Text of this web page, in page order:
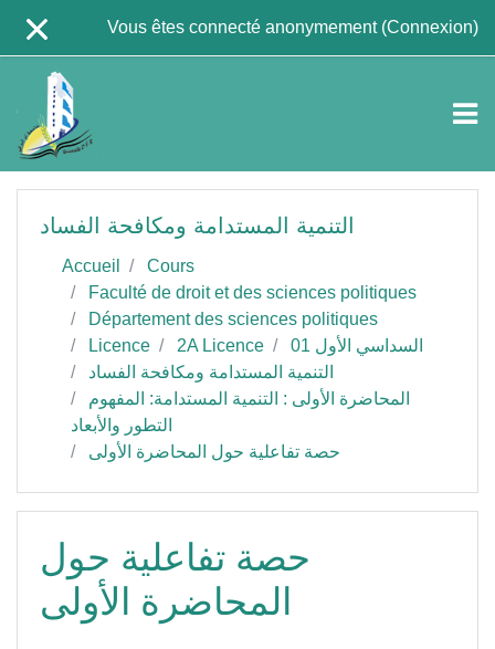
Vous êtes connecté anonymement (Connexion)
التنمية المستدامة ومكافحة الفساد
Accueil
Cours
Faculté de droit et des sciences politiques
Département des sciences politiques
Licence
2A Licence
السداسي الأول 01
التنمية المستدامة ومكافحة الفساد
المحاضرة الأولى : التنمية المستدامة: المفهوم
التطور والأبعاد
حصة تفاعلية حول المحاضرة الأولى
حصة تفاعلية حول
المحاضرة الأولى